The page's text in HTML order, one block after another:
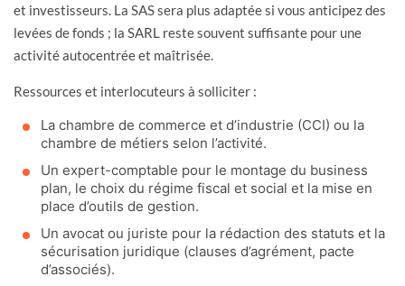
et investisseurs. La SAS sera plus adaptée si vous anticipez des
levées de fonds ; la SARL reste souvent suffisante pour une
activité autocentrée et maîtrisée.
Ressources et interlocuteurs à solliciter :
La chambre de commerce et d’industrie (CCI) ou la
chambre de métiers selon l’activité.
Un expert-comptable pour le montage du business
plan, le choix du régime fiscal et social et la mise en
place d’outils de gestion.
Un avocat ou juriste pour la rédaction des statuts et la
sécurisation juridique (clauses d’agrément, pacte
d’associés).